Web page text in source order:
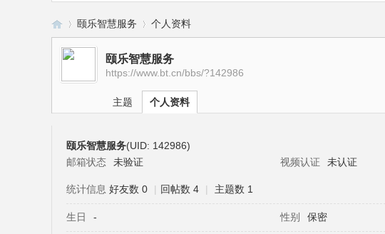
宝›
颐乐智慧服务 个人资料
颐乐智慧服务
https://www.bt.cn/bbs/?142986
主题 个人资料
颐乐智慧服务(UID: 142986)
邮箱状态
未验证 视频认证 未认证
统计信息 好友数 0 | 回帖数 4 | 主题数 1
生日 - 性别 保密